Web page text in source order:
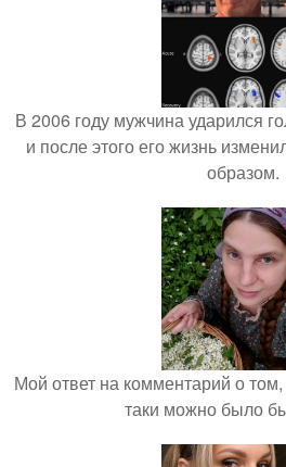
В 2006 году мужчина ударился
и после этого его жизнь
образом.
Мой ответ на комментарий о
таки можно было